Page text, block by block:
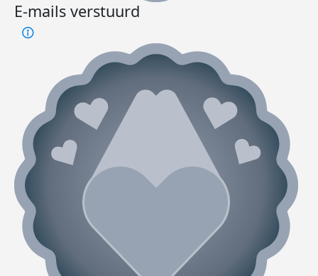
E-mails verstuurd